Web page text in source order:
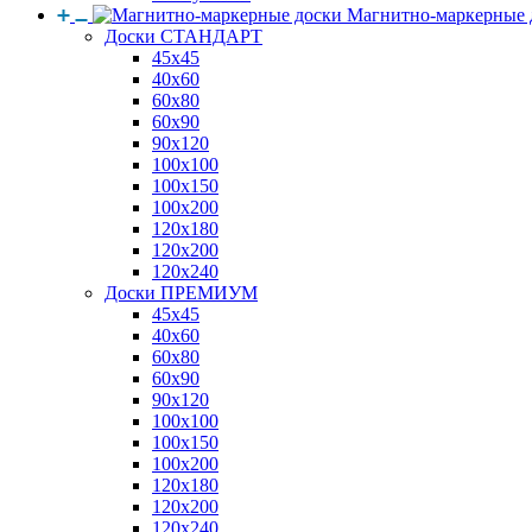
Магнитно-маркерные
Доски СТАНДАРТ
45x45
40x60
60x80
60x90
90x120
100x100
100x150
100x200
120x180
120x200
120x240
Доски ПРЕМИУМ
45x45
40x60
60x80
60x90
90x120
100x100
100x150
100x200
120x180
120x200
120x240